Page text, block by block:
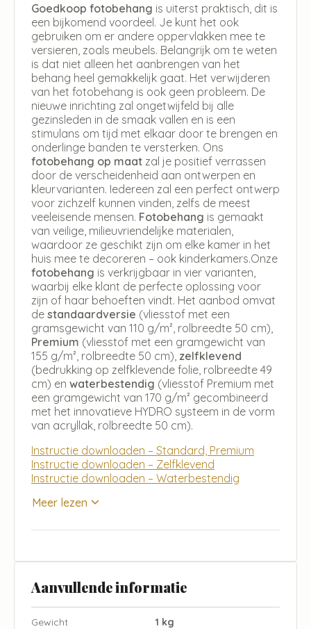
Goedkoop fotobehang is uiterst praktisch, dit is
een bijkomend voordeel. Je kunt het ook
gebruiken om er andere oppervlakken mee te
versieren, zoals meubels. Belangrijk om te weten
is dat niet alleen het aanbrengen van het
behang heel gemakkelijk gaat. Het verwijderen
van het fotobehang is ook geen probleem. De
nieuwe inrichting zal ongetwijfeld bij alle
gezinsleden in de smaak vallen en is een
stimulans om tijd met elkaar door te brengen en
onderlinge banden te versterken. Ons
fotobehang op maat zal je positief verrassen
door de verscheidenheid aan ontwerpen en
kleurvarianten. Iedereen zal een perfect ontwerp
voor zichzelf kunnen vinden, zelfs de meest
veeleisende mensen. Fotobehang is gemaakt
van veilige, milieuvriendelijke materialen,
waardoor ze geschikt zijn om elke kamer in het
huis mee te decoreren – ook kinderkamers.Onze
fotobehang is verkrijgbaar in vier varianten,
waarbij elke klant de perfecte oplossing voor
zijn of haar behoeften vindt. Het aanbod omvat
de standaardversie (vliesstof met een
gramsgewicht van 110 g/m², rolbreedte 50 cm),
Premium (vliesstof met een gramgewicht van
155 g/m², rolbreedte 50 cm), zelfklevend
(bedrukking op zelfklevende folie, rolbreedte 49
cm) en waterbestendig (vliesstof Premium met
een gramgewicht van 170 g/m² gecombineerd
met het innovatieve HYDRO systeem in de vorm
van acryllak, rolbreedte 50 cm).
Instructie downloaden – Standard, Premium
Instructie downloaden – Zelfklevend
Instructie downloaden – Waterbestendig
Meer lezen
Aanvullende informatie
Gewicht 1 kg